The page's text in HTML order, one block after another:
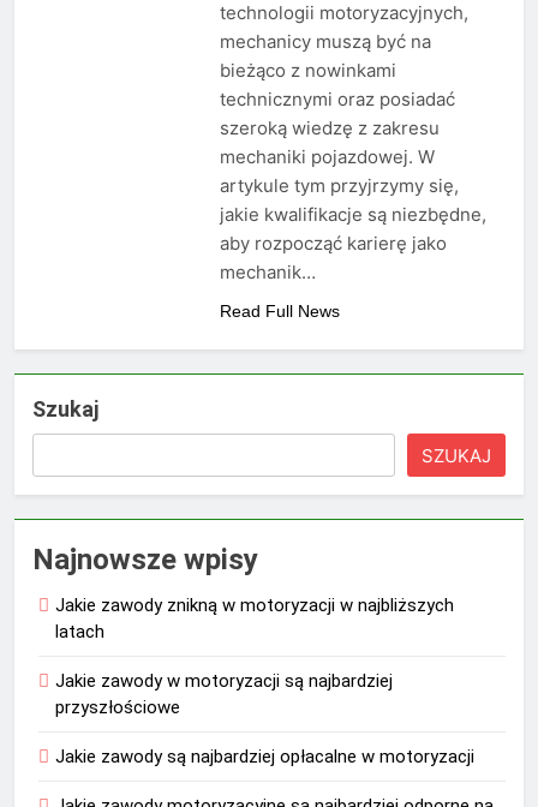
technologii motoryzacyjnych,
mechanicy muszą być na
bieżąco z nowinkami
technicznymi oraz posiadać
szeroką wiedzę z zakresu
mechaniki pojazdowej. W
artykule tym przyjrzymy się,
jakie kwalifikacje są niezbędne,
aby rozpocząć karierę jako
mechanik…
Read Full News
Szukaj
SZUKAJ
Najnowsze wpisy
Jakie zawody znikną w motoryzacji w najbliższych
latach
Jakie zawody w motoryzacji są najbardziej
przyszłościowe
Jakie zawody są najbardziej opłacalne w motoryzacji